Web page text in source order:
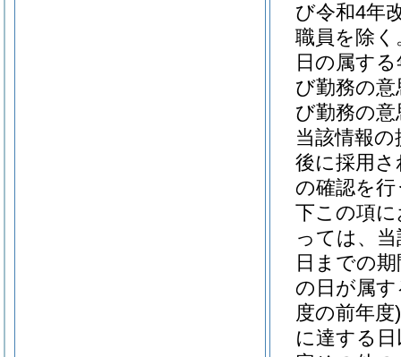
び令和4年
職員を除
日の属す
び勤務の
び勤務の
当該情報
後に採用
の確認を
下この項
っては、
日までの
の日が属
度の前年度)
に達する